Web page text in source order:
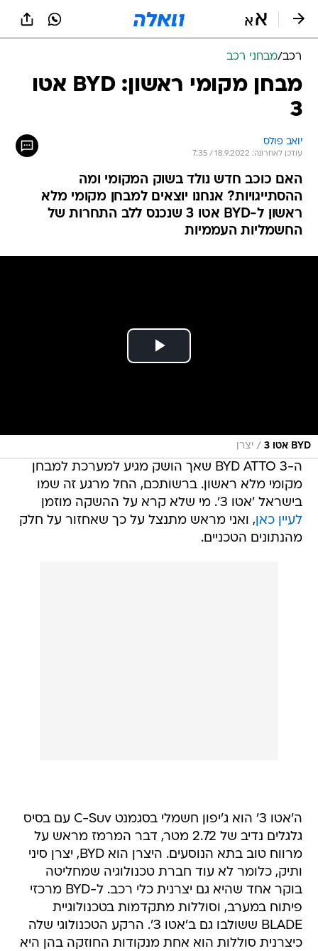
רכב/מבחני רכב
מבחן מקומי ראשון: BYD אטו
3
יואב פולס
עודכן לאחרונה: 18.9.2022 / 7:35
האם כוכב חדש נולד בשוק המקומי ומה
ההסתייגויות? אנחנו יוצאים למבחן מקומי מלא
ראשון ל-BYD אטו 3 שנכנס ללב התחרות של
החשמליות העממיות
BYD אטו 3 / יצרן
ה-BYD ATTO 3 שאך הושק מגיע למערכת למבחן
מקומי מלא ראשון. ברשותכם, החל מרגע זה שמו
בישראל 'אטו 3'. מי שלא קרא על ההשקה מוזמן
לעיין כאן, ואני מראש מתנצל על כך שאחזור על חלק
מהנתונים הטכניים.
ה'אטו 3' הוא ג'יפון חשמלי בסגמנט C-Suv עם בסיס
גלגלים נדיב של 2.72 מטר, דבר המרמז מראש על
מרווח טוב בתא הנוסעים. היצרן הוא BYD, יצרן סיני
ותיק, כלומר לא עוד חברת טכנולוגיה שמחליטה
בוקר אחד שהיא גם יצרנית כלי רכב. ל-BYD מרכזי
פיתוח במערב, וסוללות מתקדמות בטכנולוגיית
BLADE ששולבו גם ב'אטו 3'. הרקע הטכנולוגי שלה
כיצרנית סוללות הוא אחת מנקודות החוזקה בהן היא